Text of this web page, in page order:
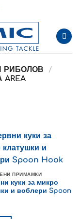
РИБОЛОВ
/
ПРИМАМКИ
куки за микро
и воблери Spoon